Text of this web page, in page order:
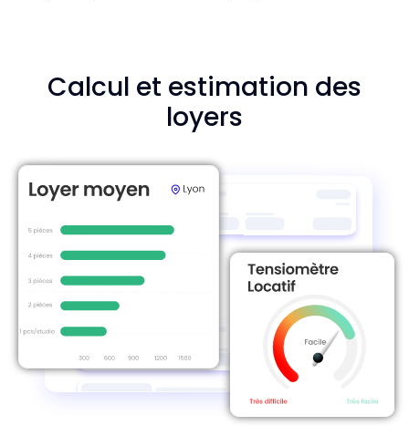
Calcul et estimation des
loyers